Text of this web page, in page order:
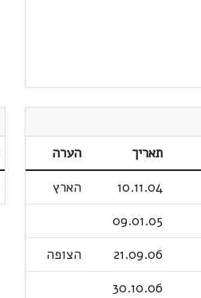
תאריך
הערה
10.11.04
הארץ
09.01.05
21.09.06
הצופה
30.10.06